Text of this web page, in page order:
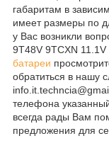
габаритам в
имеет размеры по
у Вас возникли
9T48V 9TCXN
батареи
обратиться в нашу
телефона
всегда рады Вам
предложения для